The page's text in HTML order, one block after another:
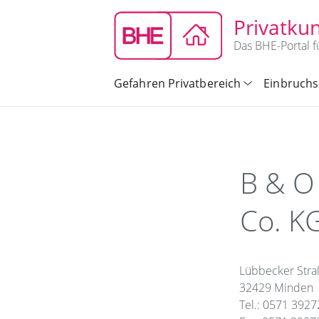
Das BHE-Portal
Gefahren Privatbereich
B &
Co.
Lübbecker
32429 Minden
Tel.: 0571